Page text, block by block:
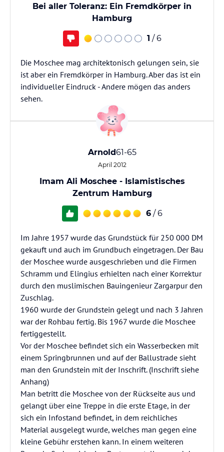
Bei aller Toleranz: Ein Fremdkörper in
Hamburg
1 / 6
Die Moschee mag architektonisch gelungen sein, sie
ist aber ein Fremdkörper in Hamburg. Aber das ist ein
individueller Eindruck - Andere mögen das anders
sehen.
Arnold61-65
April 2012
Imam Ali Moschee - Islamistisches
Zentrum Hamburg
6 / 6
Im Jahre 1957 wurde das Grundstück für 250 000 DM
gekauft und auch im Grundbuch eingetragen. Der Bau
der Moschee wurde ausgeschrieben und die Firmen
Schramm und Elingius erhielten nach einer Korrektur
durch den muslimischen Bauingenieur Zargarpur den
Zuschlag.
1960 wurde der Grundstein gelegt und nach 3 Jahren
war der Rohbau fertig. Bis 1967 wurde die Moschee
fertiggestellt.
Vor der Moschee befindet sich ein Wasserbecken mit
einem Springbrunnen und auf der Ballustrade sieht
man den Grundstein mit der Inschrift. (Inschrift siehe
Anhang)
Man betritt die Moschee von der Rückseite aus und
gelangt über eine Treppe in die erste Etage, in der
sich ein Infostand befindet, in dem reichliches
Material ausgelegt wurde, welches man gegen eine
kleine Gebühr erstehen kann. In einem weiteren